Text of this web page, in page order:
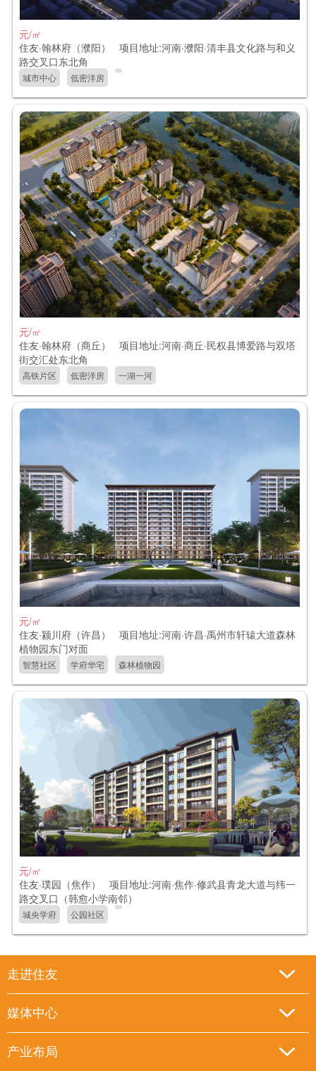
元/㎡
住友·翰林府（濮阳） 项目地址:河南·濮阳·清丰县文化路与和义
路交叉口东北角
城市中心 低密洋房
元/㎡
住友·翰林府（商丘） 项目地址:河南·商丘·民权县博爱路与双塔
街交汇处东北角
高铁片区 低密洋房 一湖一河
元/㎡
住友·颍川府（许昌） 项目地址:河南·许昌·禹州市轩辕大道森林
植物园东门对面
智慧社区 学府华宅 森林植物园
元/㎡
住友·璞园（焦作） 项目地址:河南·焦作·修武县青龙大道与纬一
路交叉口（韩愈小学南邻）
城央学府 公园社区
走进住友
媒体中心
产业布局